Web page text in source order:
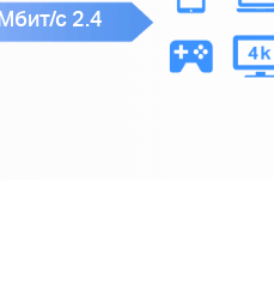
с 2.4